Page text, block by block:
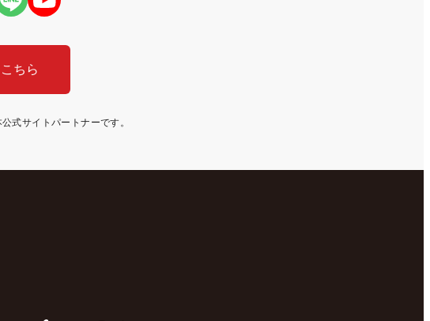
ちら
式サイトパートナーです。